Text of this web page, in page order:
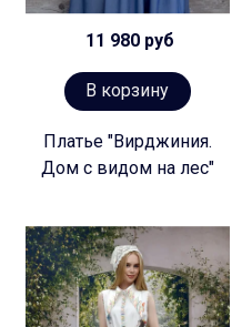
11 980 руб
В корзину
Платье "Вирджиния.
Дом с видом на лес"